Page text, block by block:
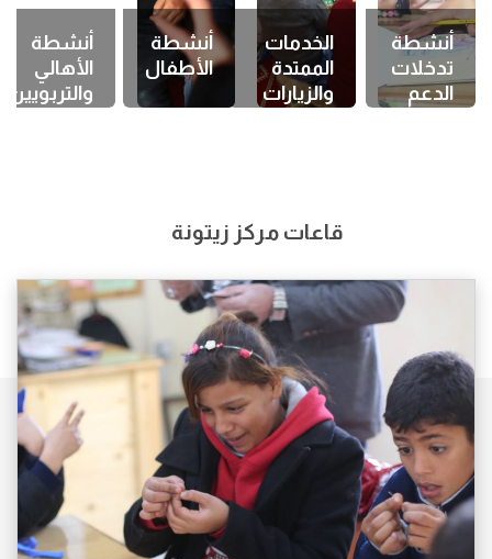
أنشطة
تدخلات
الدعم
الخدمات
الممتدة
والزيارات
أنشطة
الأطفال
أنشطة
الأهالي
والتربويين/
قاعات مركز زيتونة